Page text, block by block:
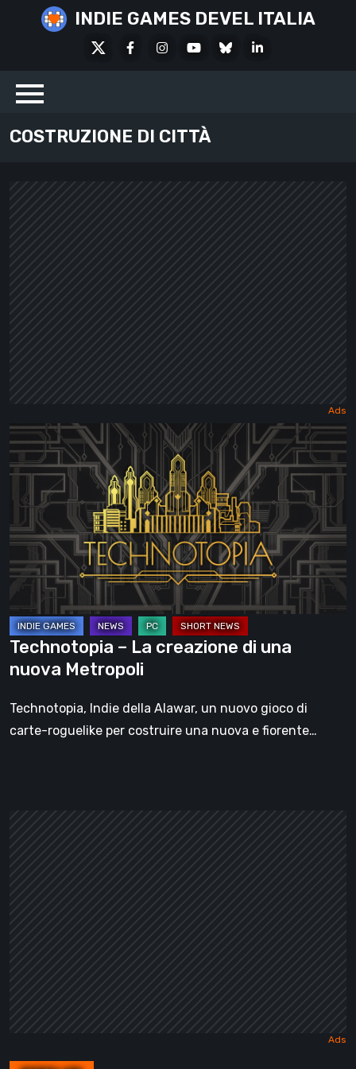
INDIE GAMES DEVEL ITALIA
FacebookInstagramYoutubeBlueskyLinkedIn
COSTRUZIONE DI CITTÀ
Technotopia
–
La
creazione
una
nuova
Metropoli
Technotopia – La creazione di una
nuova Metropoli
Technotopia, Indie della Alawar, un nuovo gioco di
carte-roguelike per costruire una nuova e fiorente…